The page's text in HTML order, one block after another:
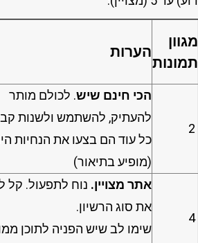
מגוון
תמונות
הערות
הכי חינם שיש. לכולם מותר
להעתיק, להשתמש ולשנות
כל עוד הם בצעו את הנחיות
(מופיע בתיאור)
4
אתר מצויין. נוח לתפעול. קל
את סוג הרשיון.
שימו לב שיש הפניה לתוכן